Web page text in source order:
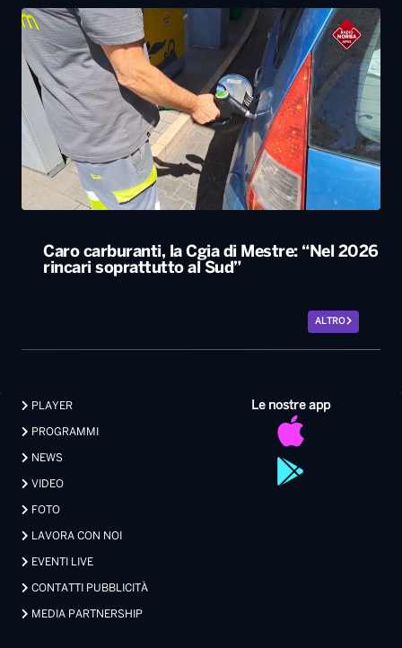
Caro carburanti, la Cgia di Mestre: “Nel 2026
rincari soprattutto al Sud”
ALTRO
Le nostre app
PLAYER
PROGRAMMI
NEWS
VIDEO
FOTO
LAVORA CON NOI
EVENTI LIVE
CONTATTI PUBBLICITÀ
MEDIA PARTNERSHIP